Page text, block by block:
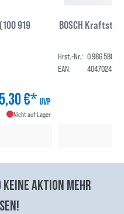
919
€* UVP
Nicht auf Lager
BOSCH
Hrst.-Nr.: 0 986 580
EAN:
keine aktion mehr